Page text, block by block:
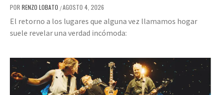
POR RENZO LOBATO /AGOSTO 4, 2026
El retorno a los lugares que alguna vez llamamos hogar
suele revelar una verdad incómoda: